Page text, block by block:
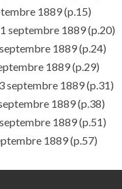
1889(p.15)
septembre 1889(p.20)
1889(p.24)
1889(p.29)
septembre 1889(p.31)
1889(p.38)
1889(p.51)
1889(p.57)